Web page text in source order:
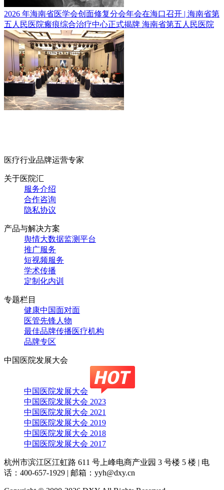
2026 年海南省医学会创面修复分会年会在海口召开 | 海南省第
五人民医院瘢痕综合治疗中心正式揭牌 海南省第五人民医院
医疗行业品牌运营专家
关于医院汇
服务介绍
合作咨询
隐私协议
产品与解决方案
舆情大数据监测平台
推广服务
短视频服务
学术传播
定制化内训
专题栏目
健康中国面对面
医管先锋人物
最佳品牌传播医疗机构
品牌专区
中国医院发展大会
中国医院发展大会
中国医院发展大会 2023
中国医院发展大会 2021
中国医院发展大会 2019
中国医院发展大会 2018
中国医院发展大会 2017
杭州市滨江区江虹路 611 号上峰电商产业园 3 号楼 5 楼 | 电
话：400-657-1929 | 邮箱：yyh@dxy.cn